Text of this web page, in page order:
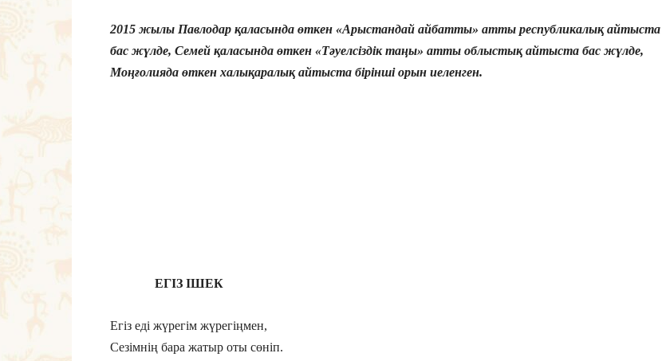
2015 жылы Павлодар қаласында өткен «Арыстандай айбатты» атты республикалық айтыста
бас жүлде, Семей қаласында өткен «Тәуелсіздік таңы» атты облыстық айтыста бас жүлде,
Моңғолияда өткен халықаралық айтыста бірінші орын иеленген.
ЕГІЗ ІШЕК
Егіз еді жүрегім жүрегіңмен,
Сезімнің бара жатыр оты сөніп.